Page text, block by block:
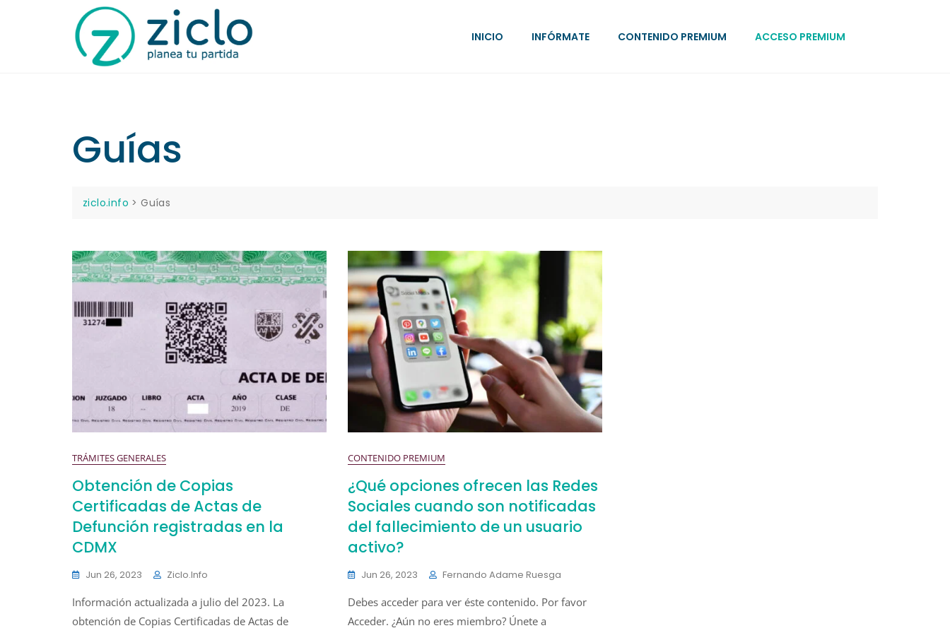
INICIO INFÓRMATE CONTENIDO PREMIUM ACCESO PREMIUM
Guías
ziclo.info >Guías
TRÁMITES GENERALES
Obtención de Copias
Certificadas de Actas de
Defunción registradas en la
CDMX
Jun 26, 2023 Ziclo.info
Información actualizada a julio del 2023. La
obtención de Copias Certificadas de Actas de
CONTENIDO PREMIUM
¿Qué opciones ofrecen las Redes
Sociales cuando son notificadas
del fallecimiento de un usuario
activo?
Jun 26, 2023 Fernando Adame Ruesga
Debes acceder para ver éste contenido. Por favor
Acceder. ¿Aún no eres miembro? Únete a